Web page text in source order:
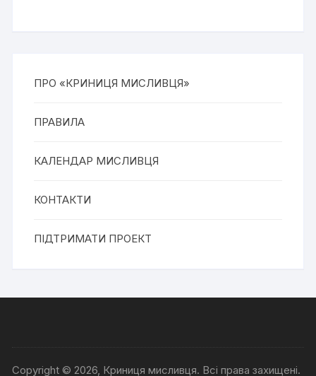
ПРО «КРИНИЦЯ МИСЛИВЦЯ»
ПРАВИЛА
КАЛЕНДАР МИСЛИВЦЯ
КОНТАКТИ
ПІДТРИМАТИ ПРОЕКТ
Copyright © 2026, Криниця мисливця. Всі права захищені.